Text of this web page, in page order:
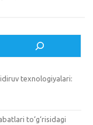
texnologiyalari:
to‘g‘risidagi